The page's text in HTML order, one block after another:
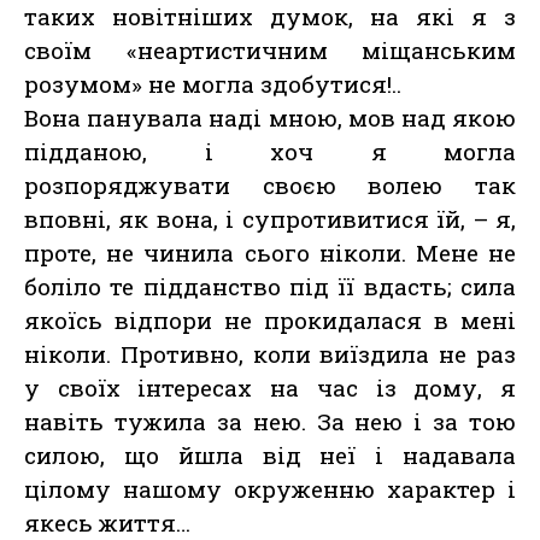
таких новітніших думок, на які я з
своїм «неартистичним міщанським
розумом» не могла здобутися!..
Вона панувала наді мною, мов над якою
підданою, і хоч я могла
розпоряджувати своєю волею так
вповні, як вона, і супротивитися їй, – я,
проте, не чинила сього ніколи. Мене не
боліло те підданство під її вдасть; сила
якоїсь відпори не прокидалася в мені
ніколи. Противно, коли виїздила не раз
у своїх інтересах на час із дому, я
навіть тужила за нею. За нею і за тою
силою, що йшла від неї і надавала
цілому нашому окруженню характер і
якесь життя…